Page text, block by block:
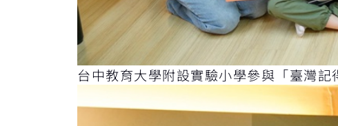
台中教育大學附設實驗小學參與「臺灣